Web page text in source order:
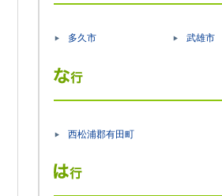
多久市 武雄市
西松浦郡有田町